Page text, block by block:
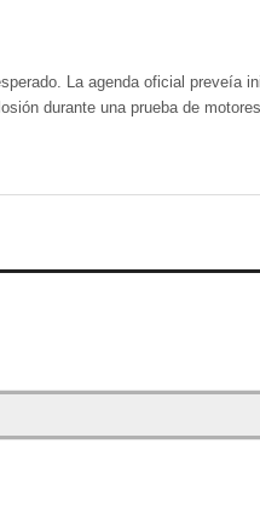
La agenda oficial
durante una prueba de